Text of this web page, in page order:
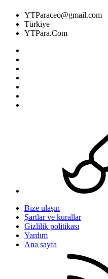
YTParaceo@gmail.com
Türkiye
YTPara.Com
Bize ulaşın
Şartlar ve kurallar
Gizlilik politikası
Yardım
Ana sayfa